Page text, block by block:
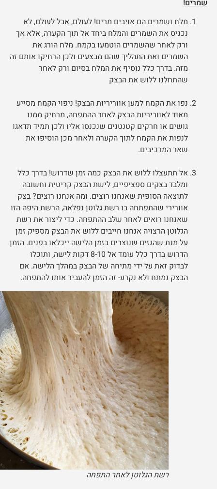
שמרים!
מלח ושמרים הם אויבים מרים! לעולם, אבל לעולם, לא
נכניס את השמרים והמלח ביחד אל תוך הקערה, אלא אך
ורק לאחר שהשמרים הוטמעו בקמח. מלח הורג את
השמרים ואת התהליך שהם מבצעים ולכן הרחיקו אותם זה
מזה. בדרך כלל נוסיף את המלח בסיום ורק לאחר
שהתחלנו ללוש את הבצק
נפו את הקמח למען אווריריות הבצק! ניפוי הקמח מסייע
מאוד לאווריריות הבצק לאחר ההתפחה, מרחיק ממנו
גושים או חרקים קטנטנים שנכנסו אליו ולכן תמיד תדאגו
לנפות את הקמח לתוך הקערה ולאחר מכן הוסיפו את
שאר המרכיבים.
אל תתעצלו ללוש את הבצק כמה זמן שדרוש! בדרך כלל
ומלבד בצקים ספציפיים, לישת הבצק קריטית וחשובה
לתוצאה הסופית שאנחנו רוצים. ומה אנחנו רוצים? בצק
אוורירי שהתפתחה בו רשת גלוטן נפלאה, הרשת היפה הזו
שאנחנו רואים לאחר שלב ההתפחה. כדי ליצור את רשת
הגלוטן הרצויה אנחנו חייבים ללוש את הבצק מספיק זמן
על מנת שהגזים שנוצרים בזמן הלישה ייכלאו בפנים. הזמן
הדרוש בדרך כלל עומד אל 8-10 דקות לישה, ותוכלו
לבדוק זאת על ידי מתיחה של הבצק במהלך הלישה. אם
הבצק נמתח ולא נקרע- זה הזמן להעביר אותו להתפחה.
רשת הגלוטן לאחר התפחה